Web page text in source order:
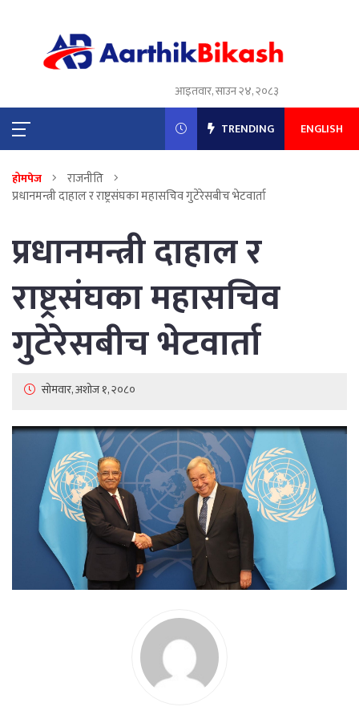
आइतवार, साउन २४, २०८३
TRENDING ENGLISH
होमपेज
राजनीति
प्रधानमन्त्री दाहाल र राष्ट्रसंघका महासचिव गुटेरेसबीच भेटवार्ता
प्रधानमन्त्री दाहाल र
राष्ट्रसंघका महासचिव
गुटेरेसबीच भेटवार्ता
सोमवार, अशोज १, २०८०